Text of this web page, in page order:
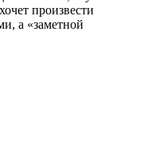
произвести
а «заметной